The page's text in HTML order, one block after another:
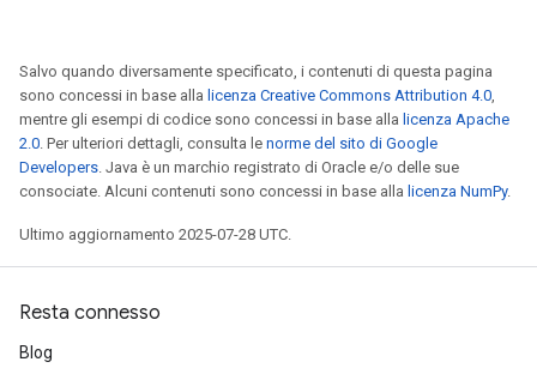
Salvo quando diversamente specificato, i contenuti di questa pagina
sono concessi in base alla licenza Creative Commons Attribution 4.0,
mentre gli esempi di codice sono concessi in base alla licenza Apache
2.0. Per ulteriori dettagli, consulta le norme del sito di Google
Developers. Java è un marchio registrato di Oracle e/o delle sue
consociate. Alcuni contenuti sono concessi in base alla licenza NumPy.
Ultimo aggiornamento 2025-07-28 UTC.
Resta connesso
Blog